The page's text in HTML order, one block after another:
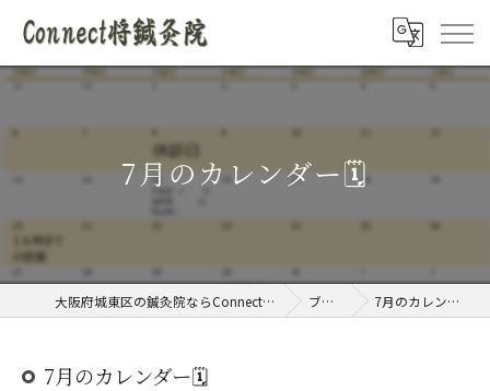
7月のカレンダー🗓️
大阪府城東区の鍼灸院ならConnect将鍼灸院 ブログ 7月のカレンダー🗓️
7月のカレンダー🗓️